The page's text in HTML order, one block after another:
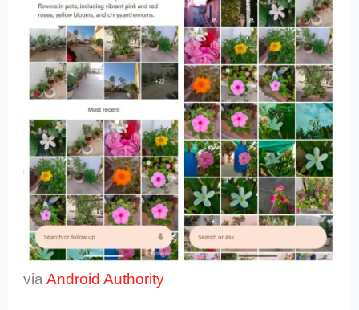
viaAndroid Authority